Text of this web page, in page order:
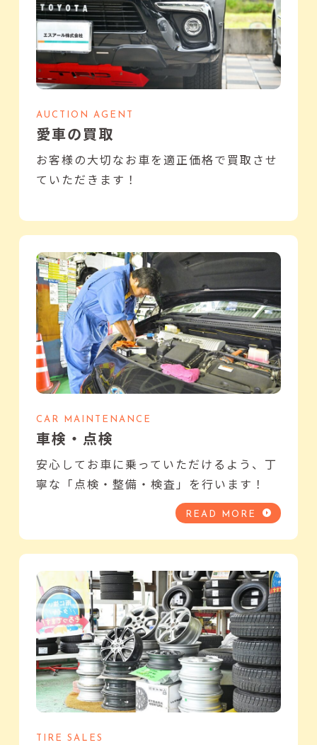
AUCTION AGENT
愛車の買取
お客様の大切なお車を適正価格で買取させ
ていただきます！
CAR MAINTENANCE
車検・点検
安心してお車に乗っていただけるよう、丁
寧な「点検・整備・検査」を行います！
READ MORE
TIRE SALES